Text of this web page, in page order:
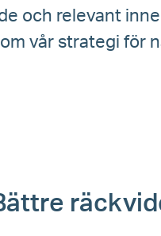
och relevant
vår strategi för